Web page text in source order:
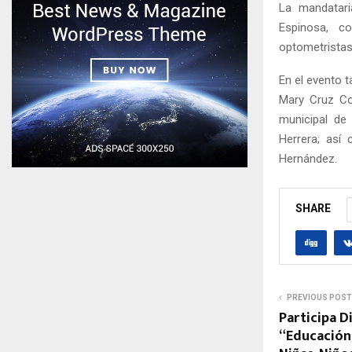
La
Espinosa,
optometristas
En el evento
Mary Cruz
municipal
Herrera; así
Hernández.
SHARE
PREVIOUS POST
Participa